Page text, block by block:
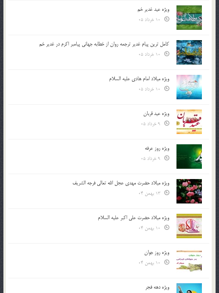
ویژه عید غدیر خم
کامل ترین پیام غدیر ترجمه روان از خطابه جهانی پیامبر اکرم در غدیر خم
ویژه میلاد امام هادی علیه السلام
ویژه عید قربان
ویژه روز عرفه
ویژه میلاد حضرت مهدی عجل الله تعالی فرجه الشريف
ویژه میلاد حضرت علی اکبر علیه السلام
ویژه روز جوان
ویژه دهه فجر